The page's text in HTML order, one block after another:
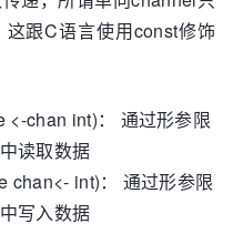
跟C语言使用const修饰
chan int)： 通过形参限
读取数据
chan<- int)： 通过形参限
写入数据